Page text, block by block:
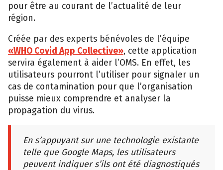
pour être au courant de l’actualité de leur
région.
Créée par des experts bénévoles de l’équipe
«WHO Covid App Collective», cette application
servira également à aider l’OMS. En effet, les
utilisateurs pourront l’utiliser pour signaler un
cas de contamination pour que l’organisation
puisse mieux comprendre et analyser la
propagation du virus.
En s’appuyant sur une technologie existante
telle que Google Maps, les utilisateurs
peuvent indiquer s’ils ont été diagnostiqués